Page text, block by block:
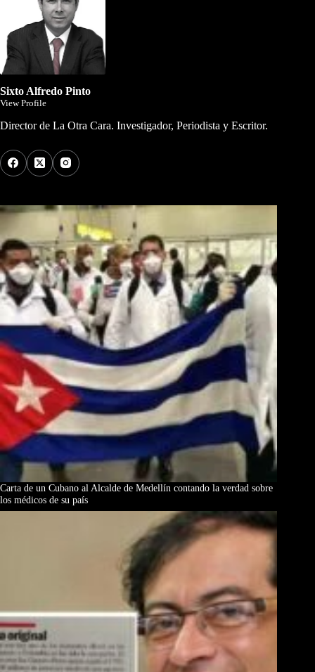
Sixto Alfredo Pinto
View Profile
Director de La Otra Cara. Investigador, Periodista y Escritor.
Carta de un Cubano al Alcalde de Medellín contando la verdad sobre
los médicos de su país